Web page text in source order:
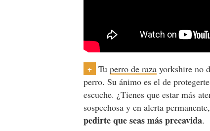
+ Tuperro de raza yorkshire no
perro. Su ánimo es el de
escuche. ¿Tienes que estar más
sospechosa y en alerta
pedirte que seas más precavida.